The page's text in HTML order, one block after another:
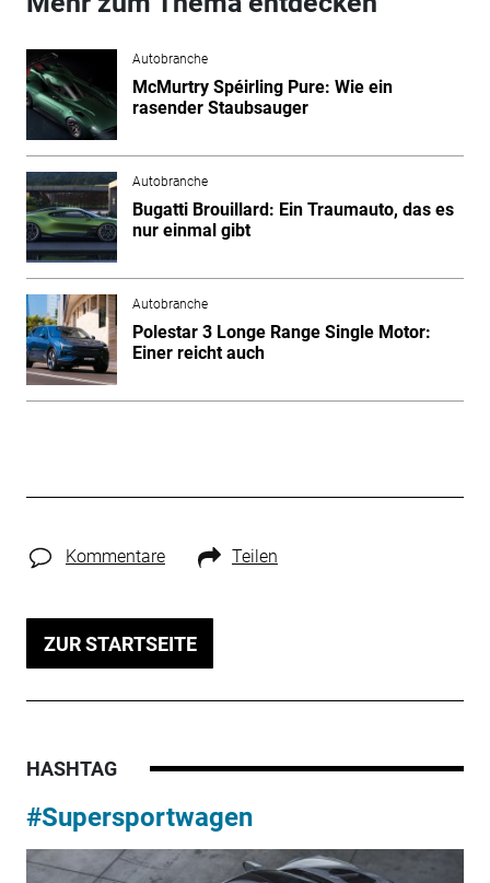
Autobranche
McMurtry Spéirling Pure: Wie ein
rasender Staubsauger
Autobranche
Bugatti Brouillard: Ein Traumauto, das es
nur einmal gibt
Autobranche
Polestar 3 Longe Range Single Motor:
Einer reicht auch
Kommentare Teilen
ZUR STARTSEITE
HASHTAG
#Supersportwagen